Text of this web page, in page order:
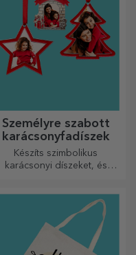
Személyre szabott
karácsonyfadíszek
Készíts szimbolikus
karácsonyi díszeket, és